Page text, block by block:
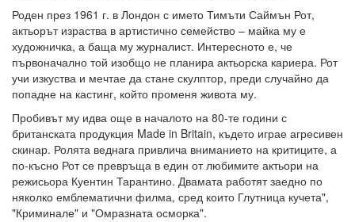
Роден през 1961 г. в Лондон с името Тимъти Саймън Рот,
актьорът израства в артистично семейство – майка му е
художничка, а баща му журналист. Интересното е, че
първоначално той изобщо не планира актьорска кариера. Рот
учи изкуства и мечтае да стане скулптор, преди случайно да
попадне на кастинг, който променя живота му.
Пробивът му идва още в началото на 80-те години с
британската продукция Made in Britain, където играе агресивен
скинар. Ролята веднага привлича вниманието на критиците, а
по-късно Рот се превръща в един от любимите актьори на
режисьора Куентин Тарантино. Двамата работят заедно по
няколко емблематични филма, сред които Глутница кучета",
"Криминале" и "Омразната осморка".